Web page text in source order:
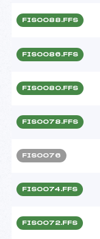
FIS0088.FFS
FIS0086.FFS
FIS0080.FFS
FIS0078.FFS
FIS0076
FIS0074.FFS
FIS0072.FFS